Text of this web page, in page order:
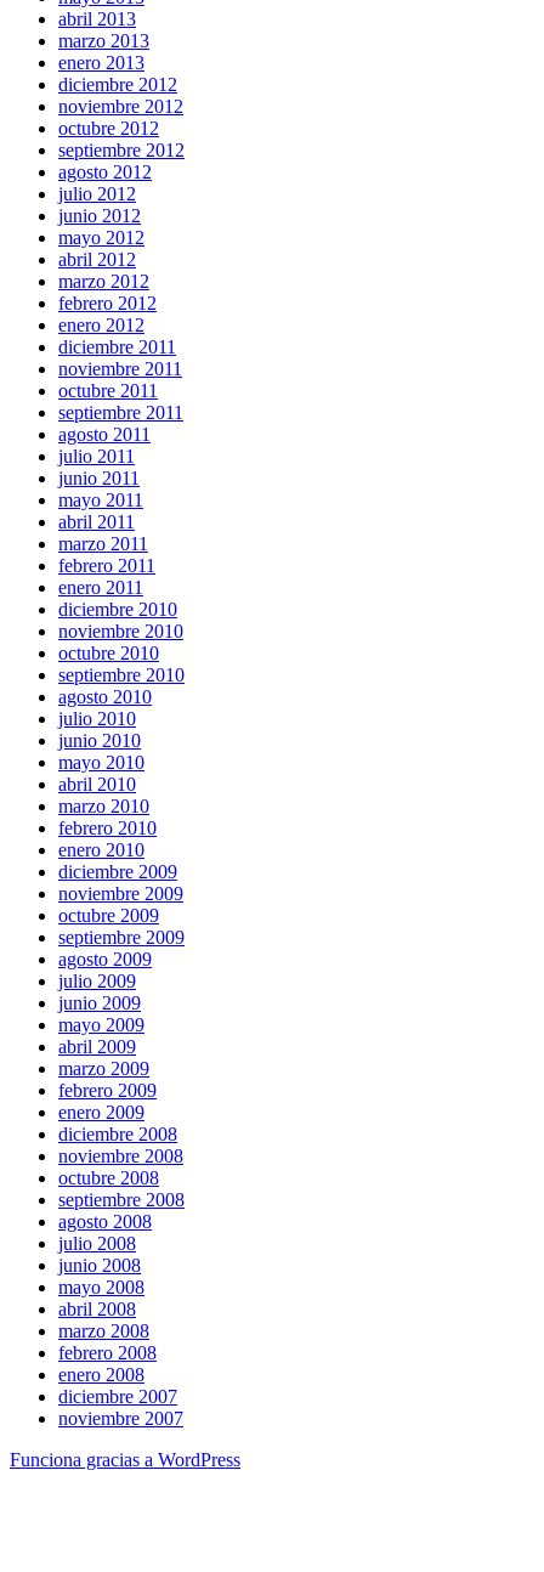
abril 2013
marzo 2013
enero 2013
diciembre 2012
noviembre 2012
octubre 2012
septiembre 2012
agosto 2012
julio 2012
junio 2012
mayo 2012
abril 2012
marzo 2012
febrero 2012
enero 2012
diciembre 2011
noviembre 2011
octubre 2011
septiembre 2011
agosto 2011
julio 2011
junio 2011
mayo 2011
abril 2011
marzo 2011
febrero 2011
enero 2011
diciembre 2010
noviembre 2010
octubre 2010
septiembre 2010
agosto 2010
julio 2010
junio 2010
mayo 2010
abril 2010
marzo 2010
febrero 2010
enero 2010
diciembre 2009
noviembre 2009
octubre 2009
septiembre 2009
agosto 2009
julio 2009
junio 2009
mayo 2009
abril 2009
marzo 2009
febrero 2009
enero 2009
diciembre 2008
noviembre 2008
octubre 2008
septiembre 2008
agosto 2008
julio 2008
junio 2008
mayo 2008
abril 2008
marzo 2008
febrero 2008
enero 2008
diciembre 2007
noviembre 2007
Funciona gracias a WordPress